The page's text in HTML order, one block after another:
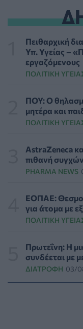
Ζέστη και πόνος:
επιβαρύνουν το
δυσφορία
ΥΓΕΊΑ 04/08/2026 -
Κρήτη, με έμφαση
ΠΟΛΙΤΙΚΉ ΥΓΕΊΑΣ
κατοικιών
ΥΓΕΊΑ 04/08/2026 -
αυτισμού: «Έχει
ΥΓΕΊΑ 04/08/2026 -
έδειξε νέα έρευνα
ΨΥΧΙΚΉ ΥΓΕΊΑ 04/
ΠΟΥ:
Πειθαρχική
Υπ. Υγείας –
εργαζόμενους
ΠΟΛΙΤΙΚΉ
ΠΟΥ: Ο
μητέρα και
ΠΟΛΙΤΙΚΉ
AstraZeneca
πιθανή
PHARMA NEWS
ΕΟΠΑΕ:
για άτομα με
ΠΟΛΙΤΙΚΉ
Πρωτεΐνη: Η
συνδέεται με
ΔΙΑΤΡΟΦΉ 03/